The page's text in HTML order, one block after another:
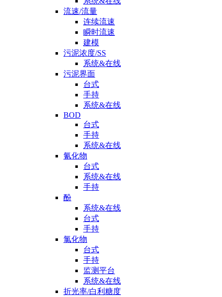
流速/流量
连续流速
瞬时流速
建模
污泥浓度/SS
系统&在线
污泥界面
台式
手持
系统&在线
BOD
台式
手持
系统&在线
氰化物
台式
系统&在线
手持
酚
系统&在线
台式
手持
氯化物
台式
手持
监测平台
系统&在线
折光率/白利糖度